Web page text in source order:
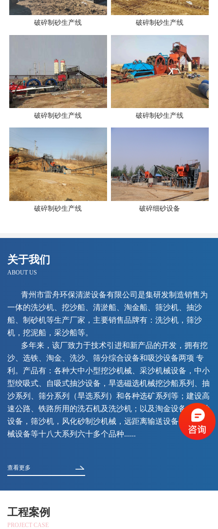
破碎制砂生产线 破碎制砂生产线
破碎制砂生产线 破碎制砂生产线
破碎制砂生产线 破碎细砂设备
关于我们
ABOUT US
青州市雷舟环保清淤设备有限公司是集研发制造销售为
一体的洗沙机、挖沙船、清淤船、淘金船、筛沙机、抽沙
船、制砂机等生产厂家，主要销售品牌有：洗沙机，筛沙
机，挖泥船，采沙船等。
多年来，该厂致力于技术引进和新产品的开发，拥有挖
沙、选铁、淘金、洗沙、筛分综合设备和吸沙设备两项 专
利。产品有：各种大中小型挖沙机械、采沙机械设备，中小
型绞吸式、自吸式抽沙设备，旱选磁选机械挖沙船系列、抽
沙系列、筛分系列（旱选系列）和各种选矿系列等；建设高
速公路、铁路所用的洗石机及洗沙机；以及淘金设备，运沙
设备，筛沙机，风化砂制沙机械，远距离输送设备，异型机
械设备等十八大系列六十多个品种......
查看更多
工程案例
PROJECT CASE